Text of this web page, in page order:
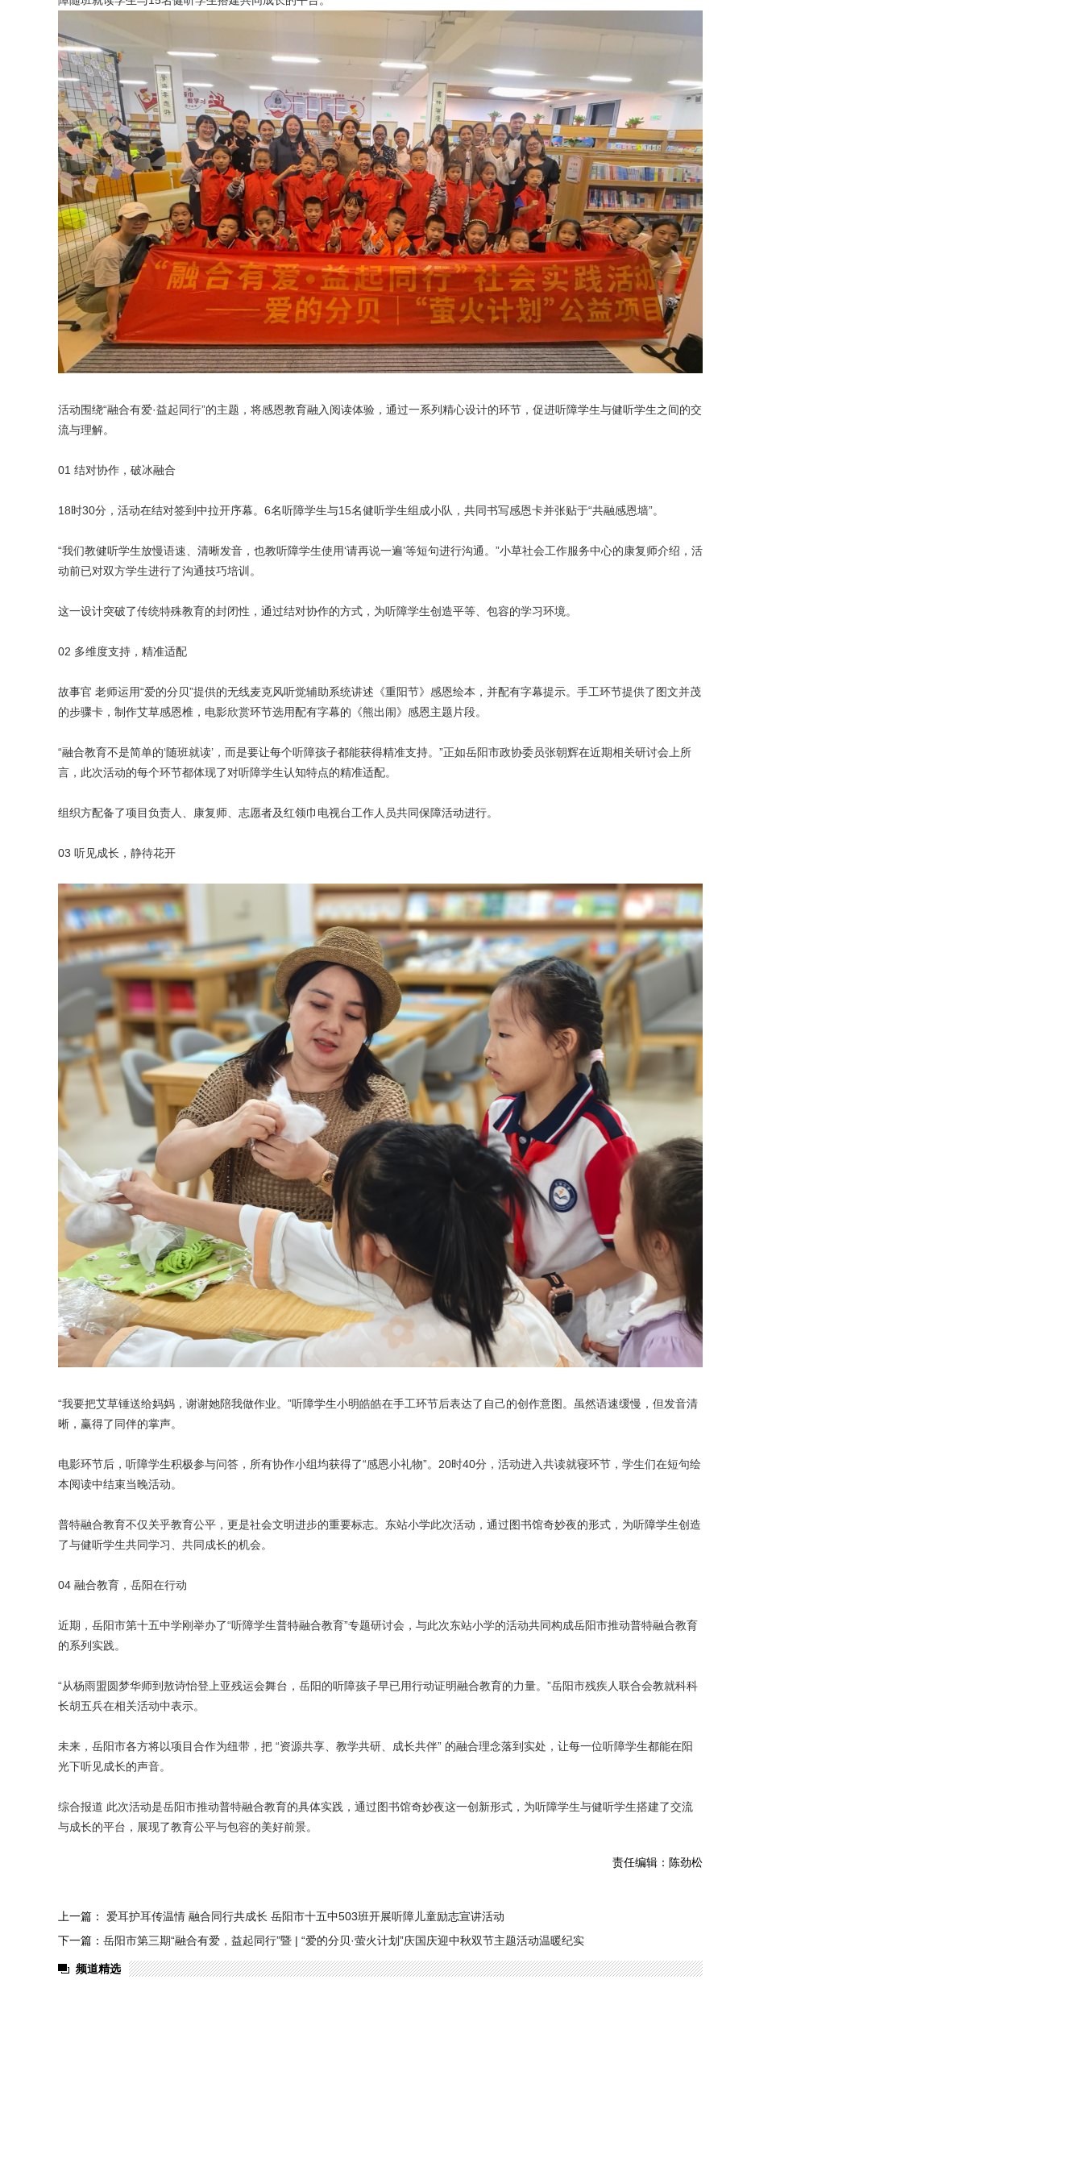
活动围绕“融合有爱·益起同行”的主题，将感恩教育融入阅读体验，通过一系列精心设计的环节，促进听障学生与健听学生之间的交
流与理解。
01 结对协作，破冰融合
18时30分，活动在结对签到中拉开序幕。6名听障学生与15名健听学生组成小队，共同书写感恩卡并张贴于“共融感恩墙”。
“我们教健听学生放慢语速、清晰发音，也教听障学生使用‘请再说一遍’等短句进行沟通。”小草社会工作服务中心的康复师介绍，活
动前已对双方学生进行了沟通技巧培训。
这一设计突破了传统特殊教育的封闭性，通过结对协作的方式，为听障学生创造平等、包容的学习环境。
02 多维度支持，精准适配
故事官 老师运用“爱的分贝”提供的无线麦克风听觉辅助系统讲述《重阳节》感恩绘本，并配有字幕提示。手工环节提供了图文并茂
的步骤卡，制作艾草感恩椎，电影欣赏环节选用配有字幕的《熊出闹》感恩主题片段。
“融合教育不是简单的‘随班就读’，而是要让每个听障孩子都能获得精准支持。”正如岳阳市政协委员张朝辉在近期相关研讨会上所
言，此次活动的每个环节都体现了对听障学生认知特点的精准适配。
组织方配备了项目负责人、康复师、志愿者及红领巾电视台工作人员共同保障活动进行。
03 听见成长，静待花开
“我要把艾草锤送给妈妈，谢谢她陪我做作业。”听障学生小明皓皓在手工环节后表达了自己的创作意图。虽然语速缓慢，但发音清
晰，赢得了同伴的掌声。
电影环节后，听障学生积极参与问答，所有协作小组均获得了“感恩小礼物”。20时40分，活动进入共读就寝环节，学生们在短句绘
本阅读中结束当晚活动。
普特融合教育不仅关乎教育公平，更是社会文明进步的重要标志。东站小学此次活动，通过图书馆奇妙夜的形式，为听障学生创造
了与健听学生共同学习、共同成长的机会。
04 融合教育，岳阳在行动
近期，岳阳市第十五中学刚举办了“听障学生普特融合教育”专题研讨会，与此次东站小学的活动共同构成岳阳市推动普特融合教育
的系列实践。
“从杨雨盟圆梦华师到敖诗怡登上亚残运会舞台，岳阳的听障孩子早已用行动证明融合教育的力量。”岳阳市残疾人联合会教就科科
长胡五兵在相关活动中表示。
未来，岳阳市各方将以项目合作为纽带，把 “资源共享、教学共研、成长共伴” 的融合理念落到实处，让每一位听障学生都能在阳
光下听见成长的声音。
综合报道 此次活动是岳阳市推动普特融合教育的具体实践，通过图书馆奇妙夜这一创新形式，为听障学生与健听学生搭建了交流
与成长的平台，展现了教育公平与包容的美好前景。
责任编辑：陈劲松
上一篇： 爱耳护耳传温情 融合同行共成长 岳阳市十五中503班开展听障儿童励志宣讲活动
下一篇： 岳阳市第三期“融合有爱，益起同行”暨 | “爱的分贝·萤火计划”庆国庆迎中秋双节主题活动温暖纪实
频道精选